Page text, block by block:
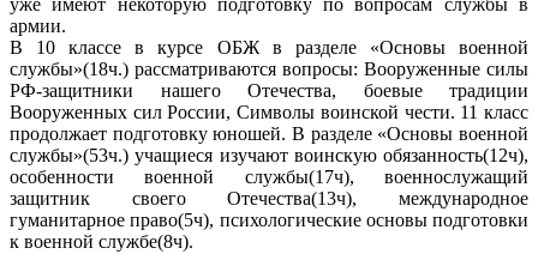
уже имеют некоторую подготовку по вопросам службы в
армии.
В 10 классе в курсе ОБЖ в разделе «Основы военной
службы»(18ч.) рассматриваются вопросы: Вооруженные силы
РФ-защитники нашего Отечества, боевые традиции
Вооруженных сил России, Символы воинской чести. 11 класс
продолжает подготовку юношей. В разделе «Основы военной
службы»(53ч.) учащиеся изучают воинскую обязанность(12ч),
особенности военной службы(17ч), военнослужащий
защитник своего Отечества(13ч), международное
гуманитарное право(5ч), психологические основы подготовки
к военной службе(8ч).